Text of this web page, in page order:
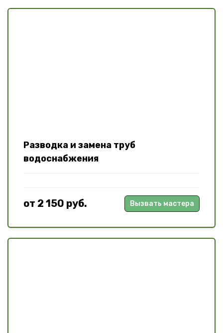
Разводка и замена труб
водоснабжения
от 2 150 руб. Вызвать мастера